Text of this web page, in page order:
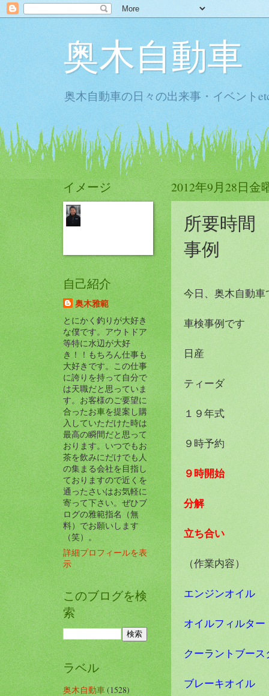
奥木自動車
奥木自動車の日々の出来事・イベント
2012年9月28日金
所要時
事例
今日、奥木自動車
車検事例です
日産
ティーダ
１９年式
９時予約
９時開始
分解
立ち合い
（作業内容）
エンジンオイル
オイルフィルター
クーラントブース
ブレーキオイル
イメージ
自己紹介
奥木雅範
とにかく釣りが大好き
な僕です。アウトドア
等特に水辺が大好
き！！もちろん仕事も
大好きです。この仕事
に誇りを持って自分で
は天職だと思っていま
す。お客様のご要望に
合ったお車を提案し購
入していただけた時は
最高の瞬間だと思って
おります。いつでもお
茶を飲みにだけでも人
の集まる会社を目指し
ておりますので近くを
通ったさいはお気軽に
寄って下さい。ぜひブ
ログの雅範指名（無
料）でお願いします
（笑）。
詳細プロフィールを表
示
このブログを検
索
ラベル
奥木自動車(1528)